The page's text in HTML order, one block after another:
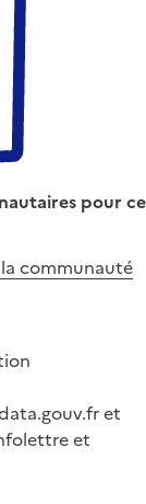
pour ce
communauté
et
et